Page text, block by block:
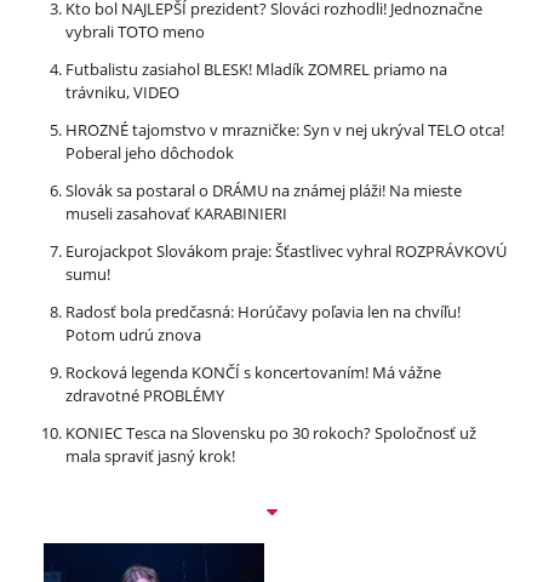
Kto bol NAJLEPŠÍ prezident? Slováci rozhodli! Jednoznačne
vybrali TOTO meno
Futbalistu zasiahol BLESK! Mladík ZOMREL priamo na
trávniku, VIDEO
HROZNÉ tajomstvo v mrazničke: Syn v nej ukrýval TELO otca!
Poberal jeho dôchodok
Slovák sa postaral o DRÁMU na známej pláži! Na mieste
museli zasahovať KARABINIERI
Eurojackpot Slovákom praje: Šťastlivec vyhral ROZPRÁVKOVÚ
sumu!
Radosť bola predčasná: Horúčavy poľavia len na chvíľu!
Potom udrú znova
Rocková legenda KONČÍ s koncertovaním! Má vážne
zdravotné PROBLÉMY
KONIEC Tesca na Slovensku po 30 rokoch? Spoločnosť už
mala spraviť jasný krok!